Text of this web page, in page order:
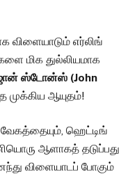
விளையாடும் எர்லிங்
மிக துல்லியமாக
ஸ்டோன்ஸ் (John
முக்கிய ஆயுதம்!
ஹெட்டிங்
ஆளாகத் தடுப்பது
விளையாடப் போகும்